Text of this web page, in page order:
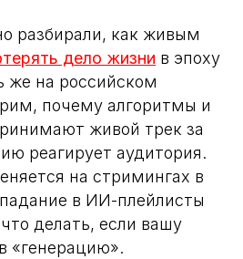
разбирали, как живым
дело жизни в эпоху
же на российском
почему алгоритмы и
живой трек за
реагирует аудитория.
на стримингах в
в ИИ-плейлисты
делать, если вашу
«генерацию».